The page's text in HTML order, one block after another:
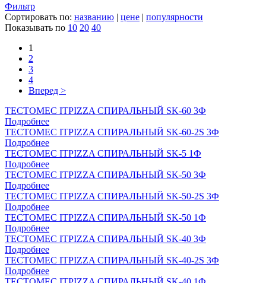
Фильтр
Сортировать по: названию | цене | популярности
Показывать по 10 20 40
1
2
3
4
Вперед >
ТЕСТОМЕС ITPIZZA СПИРАЛЬНЫЙ SK-60 3Ф
Подробнее
ТЕСТОМЕС ITPIZZA СПИРАЛЬНЫЙ SK-60-2S 3Ф
Подробнее
ТЕСТОМЕС ITPIZZA СПИРАЛЬНЫЙ SK-5 1Ф
Подробнее
ТЕСТОМЕС ITPIZZA СПИРАЛЬНЫЙ SK-50 3Ф
Подробнее
ТЕСТОМЕС ITPIZZA СПИРАЛЬНЫЙ SK-50-2S 3Ф
Подробнее
ТЕСТОМЕС ITPIZZA СПИРАЛЬНЫЙ SK-50 1Ф
Подробнее
ТЕСТОМЕС ITPIZZA СПИРАЛЬНЫЙ SK-40 3Ф
Подробнее
ТЕСТОМЕС ITPIZZA СПИРАЛЬНЫЙ SK-40-2S 3Ф
Подробнее